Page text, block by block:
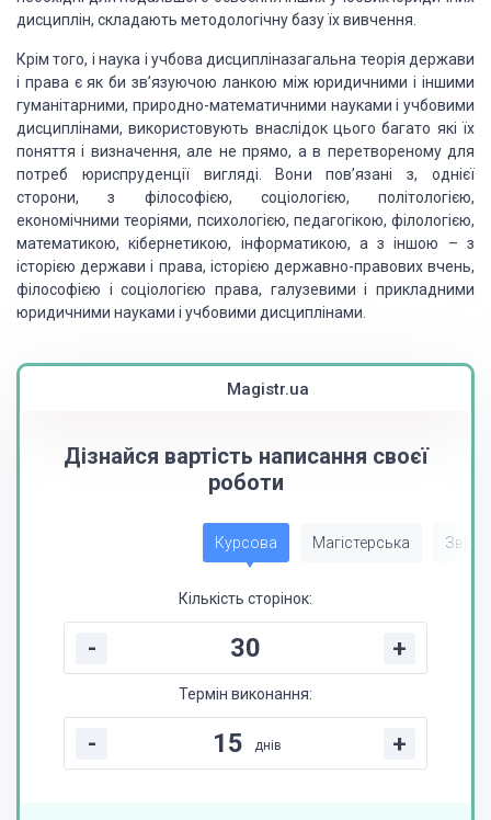
дисциплін, складають методологічну базу їх вивчення.
Крім того, і наука і учбова дисципліназагальна теорія держави
і права є як би зв’язуючою ланкою між юридичними і іншими
гуманітарними, природно-математичними науками і учбовими
дисциплінами, використовують внаслідок цього багато які їх
поняття і визначення, але не прямо, а в перетвореному для
потреб юриспруденції вигляді. Вони пов’язані з, однієї
сторони, з філософією, соціологією, політологією,
економічними теоріями, психологією, педагогікою, філологією,
математикою, кібернетикою, інформатикою, а з іншою – з
історією держави і права, історією державно-правових вчень,
філософією і соціологією права, галузевими і прикладними
юридичними науками і учбовими дисциплінами.
Magistr.ua
Дізнайся вартість написання своєї
роботи
Курсова Магістерська Звіт
Кількість сторінок:
- +
Термін виконання:
- днів +